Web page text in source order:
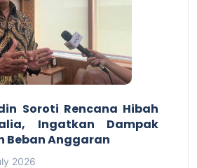
Soroti Rencana Hibah
Ingatkan Dampak
Beban Anggaran
2026